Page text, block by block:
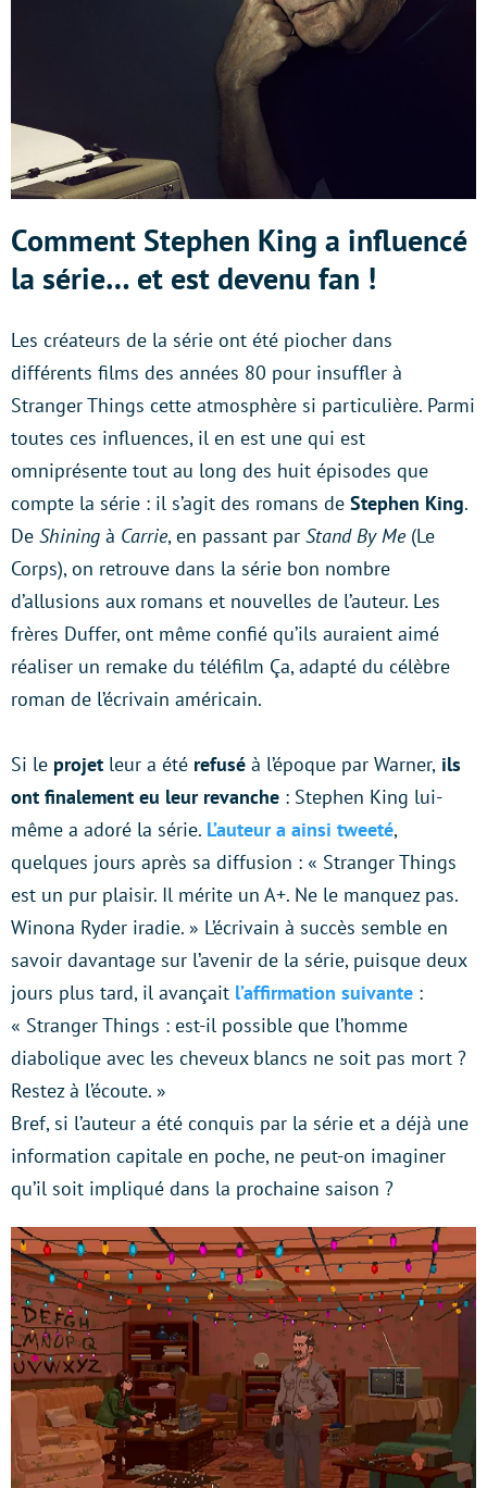
Comment Stephen King a influencé
la série… et est devenu fan !
Les créateurs de la série ont été piocher dans
différents films des années 80 pour insuffler à
Stranger Things cette atmosphère si particulière. Parmi
toutes ces influences, il en est une qui est
omniprésente tout au long des huit épisodes que
compte la série : il s’agit des romans de Stephen King.
De Shining à Carrie, en passant par Stand By Me(Le
Corps), on retrouve dans la série bon nombre
d’allusions aux romans et nouvelles de l’auteur. Les
frères Duffer, ont même confié qu’ils auraient aimé
réaliser un remake du téléfilm Ça, adapté du célèbre
roman de l’écrivain américain.
Si le projet leur a été refusé à l’époque par Warner, ils
ont finalement eu leur revanche : Stephen King lui-
même a adoré la série. L’auteur a ainsi tweeté,
quelques jours après sa diffusion : « Stranger Things
est un pur plaisir. Il mérite un A+. Ne le manquez pas.
Winona Ryder iradie. » L’écrivain à succès semble en
savoir davantage sur l’avenir de la série, puisque deux
jours plus tard, il avançait l’affirmation suivante :
« Stranger Things : est-il possible que l’homme
diabolique avec les cheveux blancs ne soit pas mort ?
Restez à l’écoute. »
Bref, si l’auteur a été conquis par la série et a déjà une
information capitale en poche, ne peut-on imaginer
qu’il soit impliqué dans la prochaine saison ?